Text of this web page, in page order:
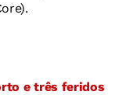
e três feridos